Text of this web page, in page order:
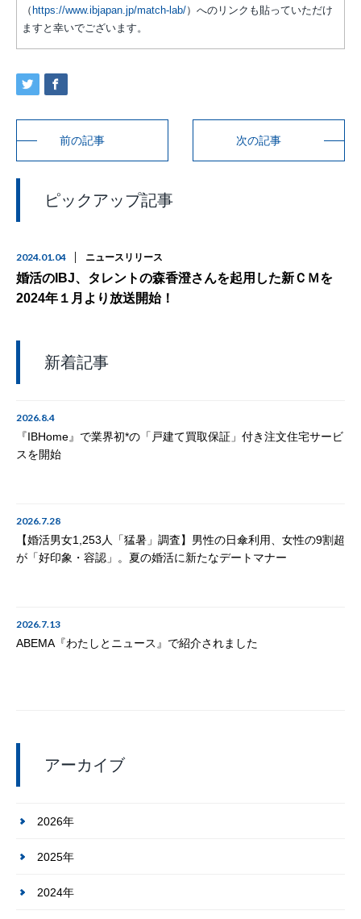
（ https://www.ibjapan.jp/match-lab/）へのリンクも貼っていただけ
ますと幸いでございます。
前の記事 次の記事
ピックアップ記事
2024.01.04 ニュースリリース
婚活のIBJ、タレントの森香澄さんを起用した新ＣＭを
2024年１月より放送開始！
新着記事
2026.8.4
『IBHome』で業界初*の「戸建て買取保証」付き注文住宅サービ
スを開始
2026.7.28
【婚活男女1,253人「猛暑」調査】男性の日傘利用、女性の9割超
が「好印象・容認」。夏の婚活に新たなデートマナー
2026.7.13
ABEMA『わたしとニュース』で紹介されました
アーカイブ
2026年
2025年
2024年